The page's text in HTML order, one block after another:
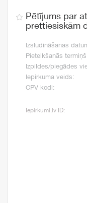
Pētījums par
prettiesiskām
Izsludināšanas
Pieteikšanās
Izpildes/piegādes
Iepirkuma veids:
CPV kodi:
Iepirkumi.lv ID: